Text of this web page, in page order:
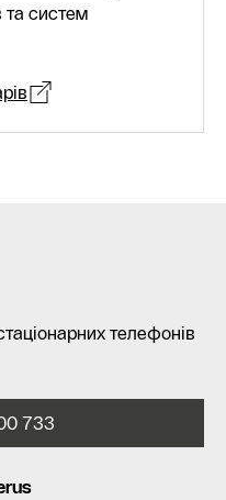
та систем
телефонів
733